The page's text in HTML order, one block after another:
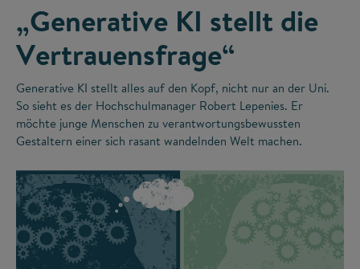
„Generative KI stellt die
Vertrauensfrage“
Generative KI stellt alles auf den Kopf, nicht nur an der Uni.
So sieht es der Hochschulmanager Robert Lepenies. Er
möchte junge Menschen zu verantwortungsbewussten
Gestaltern einer sich rasant wandelnden Welt machen.